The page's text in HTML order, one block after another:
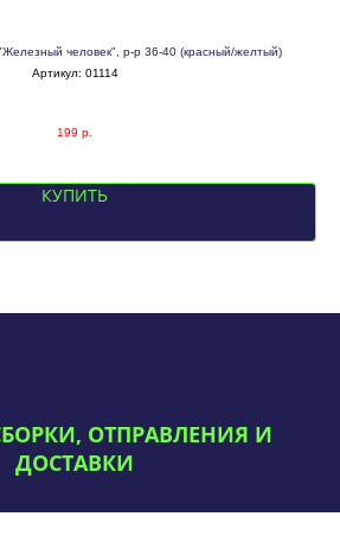
человек", р-р 36-40 (красный/желтый)
Артикул: 01114
199 р.
КУПИТЬ
ОТПРАВЛЕНИЯ И
ДОСТАВКИ